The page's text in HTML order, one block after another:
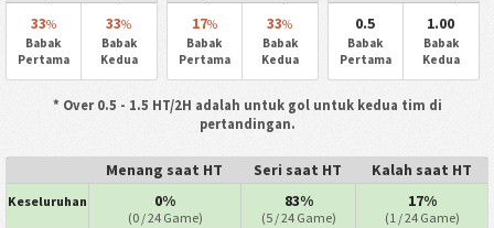
33%
Babak
Pertama
33%
Babak
Kedua
17%
Babak
Pertama
33%
Babak
Kedua
0.5
Babak
Pertama
1.00
Babak
Kedua
* Over 0.5 - 1.5 HT/2H adalah untuk gol untuk kedua tim di
pertandingan.
Menang saat HT Seri saat HT Kalah saat HT
Keseluruhan 0%
(0 / 24 Game)
83%
(5 / 24 Game)
17%
(1 / 24 Game)